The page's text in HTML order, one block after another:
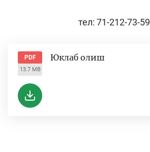
тел: 71-212-73-59
PDF
13.7 MB
Юклаб олиш